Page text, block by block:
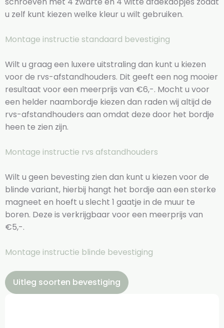
u zelf kunt kiezen welke kleur u wilt gebruiken.
Montage instructie standaard bevestiging
Wilt u graag een luxere uitstraling dan kunt u kiezen
voor de rvs-afstandhouders. Dit geeft een nog mooier
resultaat voor een meerprijs van €6,-. Mocht u voor
een helder naambordje kiezen dan raden wij altijd de
rvs-afstandhouders aan omdat deze door het bordje
heen te zien zijn.
Montage instructie rvs afstandhouders
Wilt u geen bevesting zien dan kunt u kiezen voor de
blinde variant, hierbij hangt het bordje aan een sterke
magneet en hoeft u slecht 1 gaatje in de muur te
boren. Deze is verkrijgbaar voor een meerprijs van
€5,-.
Montage instructie blinde bevestiging
Uitleg soorten bevestiging